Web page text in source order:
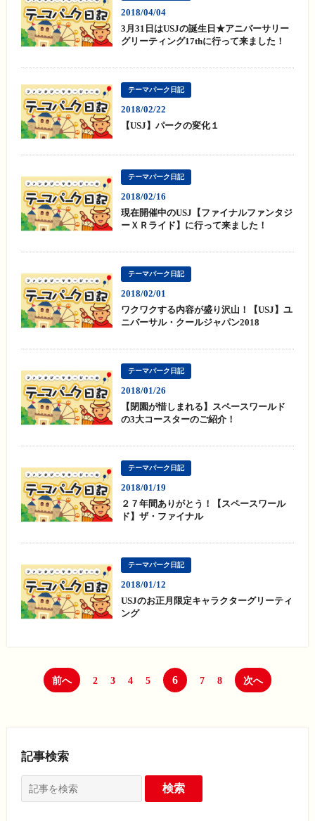
2018/04/04
3月31日はUSJの誕生日★アニバーサリー
グリーティング17thに行って来ました！
2018/02/22
【USJ】パークの変化１
テーマパーク日記
2018/02/16
現在開催中のUSJ【ファイナルファンタジ
ーＸＲライド】に行って来ました！
テーマパーク日記
2018/02/01
ワクワクする内容が盛り沢山！【USJ】ユ
ニバーサル・クールジャパン2018
テーマパーク日記
2018/01/26
【閉園が惜しまれる】スペースワールド
の3大コースターのご紹介！
テーマパーク日記
2018/01/19
２７年間ありがとう！【スペースワール
ド】ザ・ファイナル
テーマパーク日記
2018/01/12
USJのお正月限定キャラクターグリーティ
ング
テーマパーク日記
前へ 2 3 4 5 6 7 8 次へ
記事検索